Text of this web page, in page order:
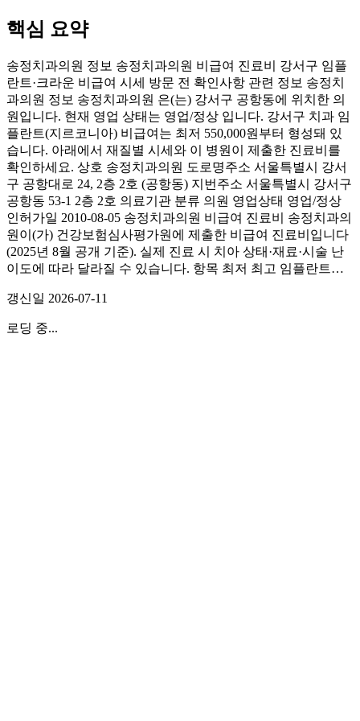
핵심 요약
송정치과의원 정보 송정치과의원 비급여 진료비 강서구 임플
란트·크라운 비급여 시세 방문 전 확인사항 관련 정보 송정치
과의원 정보 송정치과의원 은(는) 강서구 공항동에 위치한 의
원입니다. 현재 영업 상태는 영업/정상 입니다. 강서구 치과 임
플란트(지르코니아) 비급여는 최저 550,000원부터 형성돼 있
습니다. 아래에서 재질별 시세와 이 병원이 제출한 진료비를
확인하세요. 상호 송정치과의원 도로명주소 서울특별시 강서
구 공항대로 24, 2층 2호 (공항동) 지번주소 서울특별시 강서구
공항동 53-1 2층 2호 의료기관 분류 의원 영업상태 영업/정상
인허가일 2010-08-05 송정치과의원 비급여 진료비 송정치과의
원이(가) 건강보험심사평가원에 제출한 비급여 진료비입니다
(2025년 8월 공개 기준). 실제 진료 시 치아 상태·재료·시술 난
이도에 따라 달라질 수 있습니다. 항목 최저 최고 임플란트…
갱신일 2026-07-11
로딩 중...